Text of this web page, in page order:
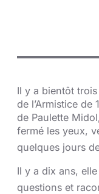
Il y a bientôt
de l’Armistice
de Paulette
fermé les yeux,
quelques jours
Il y a dix ans,
questions et